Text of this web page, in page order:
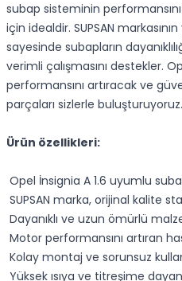
subap sisteminin
için idealdir. SUPSAN
sayesinde subapların
verimli çalışmasını destekler.
performansını artıracak ve
parçaları sizlerle buluşturuyoruz.
Ürün özellikleri:
Opel İnsignia A 1.6 uyumlu
SUPSAN marka, orijinal kalite
Dayanıklı ve uzun ömürlü
Motor performansını artıran
Kolay montaj ve sorunsuz
Yüksek ısıya ve titreşime